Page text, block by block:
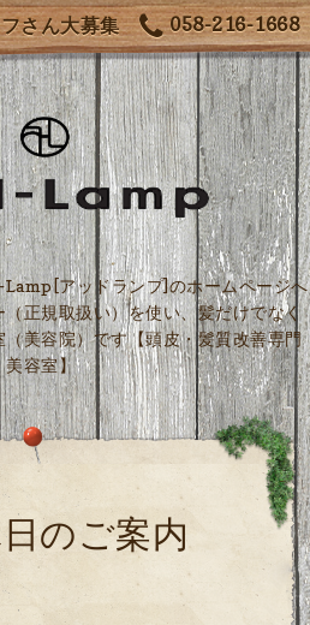
058-216-1668
さん大募集
アッドランプ]のホームページへ
正規取扱い）を使い、髪だけでなく
美容院）です【頭皮・髪質改善専門
美容室】
のご案内